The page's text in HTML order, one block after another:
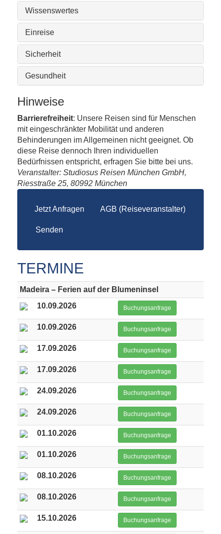
Wissenswertes
Einreise
Sicherheit
Gesundheit
Hinweise
Barrierefreiheit: Unsere Reisen sind für Menschen
mit eingeschränkter Mobilität und anderen
Behinderungen im Allgemeinen nicht geeignet. Ob
diese Reise dennoch Ihren individuellen
Bedürfnissen entspricht, erfragen Sie bitte bei uns.
Veranstalter: Studiosus Reisen München GmbH,
Riesstraße 25, 80992 München
Jetzt Anfragen AGB (Reiseveranstalter)
Senden
TERMINE
Madeira – Ferien auf der Blumeninsel
10.09.2026
Buchungsanfrage
10.09.2026 Buchungsanfrage
17.09.2026 Buchungsanfrage
17.09.2026 Buchungsanfrage
24.09.2026 Buchungsanfrage
24.09.2026 Buchungsanfrage
01.10.2026 Buchungsanfrage
01.10.2026 Buchungsanfrage
08.10.2026 Buchungsanfrage
08.10.2026 Buchungsanfrage
15.10.2026 Buchungsanfrage